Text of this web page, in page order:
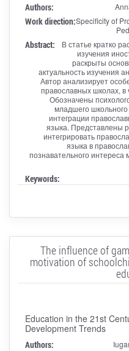
Authors:
Work direction:Specificity of
Abstract:
В статье кратко
изучения
раскрыты
актуальность изучения
Автор анализирует
православных школах, в
Обозначены
младшего школьного
интеграции
языка. Представлены
интегрировать
языка в
познавательного
Keywords:
The influence of
motivation of
Education in the 21st
Development Trends
Authors: